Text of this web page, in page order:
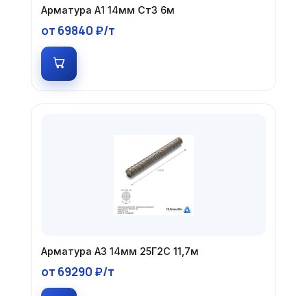
Арматура А1 14мм Ст3 6м
от 69840 ₽/т
Арматура А3 14мм 25Г2С 11,7м
от 69290 ₽/т